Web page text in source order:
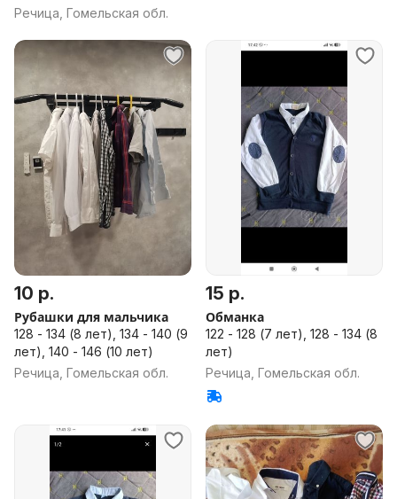
Речица, Гомельская обл.
10 р.
Рубашки для мальчика
128 - 134 (8 лет), 134 - 140 (9
лет), 140 - 146 (10 лет)
Речица, Гомельская обл.
15 р.
Обманка
122 - 128 (7 лет), 128 - 134 (8
лет)
Речица, Гомельская обл.